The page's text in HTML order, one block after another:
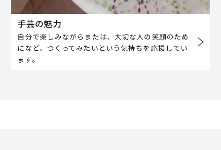
手芸の魅力
自分で楽しみながらまたは、大切な人の笑顔のため
になど、つくってみたいという気持ちを応援してい
ます。